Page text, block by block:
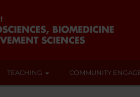
TEACHING COMMUNITY